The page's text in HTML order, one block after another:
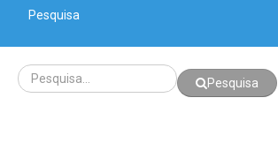
Pesquisa
Pesquisa